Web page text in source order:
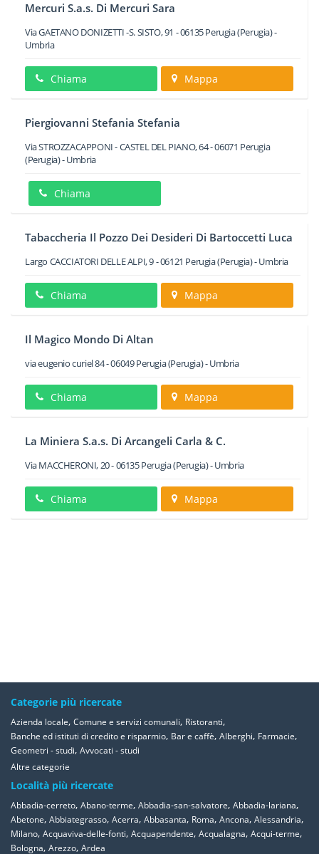
Mercuri S.a.s. Di Mercuri Sara
Via GAETANO DONIZETTI -S. SISTO, 91 -06135Perugia(Perugia) -
Umbria
Chiama Mappa
Piergiovanni Stefania Stefania
Via STROZZACAPPONI - CASTEL DEL PIANO, 64-06071 Perugia
(Perugia) -Umbria
Chiama
Tabaccheria Il Pozzo Dei Desideri Di Bartoccetti Luca
Largo CACCIATORI DELLE ALPI, 9-06121 Perugia(Perugia) -Umbria
Chiama Mappa
Il Magico Mondo Di Altan
via eugenio curiel 84-06049Perugia(Perugia) -Umbria
Chiama Mappa
La Miniera S.a.s. Di Arcangeli Carla & C.
Via MACCHERONI, 20-06135Perugia(Perugia) -Umbria
Chiama Mappa
Categorie più ricercate
Azienda locale, Comune e servizi comunali, Ristoranti,
Banche ed istituti di credito e risparmio, Bar e caffè, Alberghi, Farmacie,
Geometri - studi, Avvocati - studi
Altre categorie
Località più ricercate
Abbadia-cerreto, Abano-terme, Abbadia-san-salvatore, Abbadia-lariana,
Abetone, Abbiategrasso, Acerra, Abbasanta, Roma, Ancona, Alessandria,
Milano, Acquaviva-delle-fonti, Acquapendente, Acqualagna, Acqui-terme,
Bologna, Arezzo, Ardea